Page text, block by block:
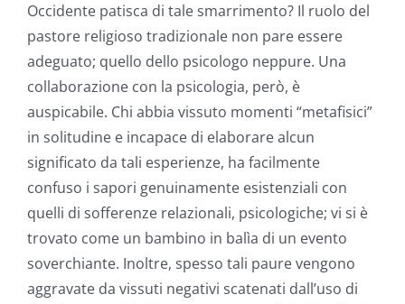
Occidente patisca di tale smarrimento? Il ruolo del
pastore religioso tradizionale non pare essere
adeguato; quello dello psicologo neppure. Una
collaborazione con la psicologia, però, è
auspicabile. Chi abbia vissuto momenti “metafisici”
in solitudine e incapace di elaborare alcun
significato da tali esperienze, ha facilmente
confuso i sapori genuinamente esistenziali con
quelli di sofferenze relazionali, psicologiche; vi si è
trovato come un bambino in balìa di un evento
soverchiante. Inoltre, spesso tali paure vengono
aggravate da vissuti negativi scatenati dall’uso di